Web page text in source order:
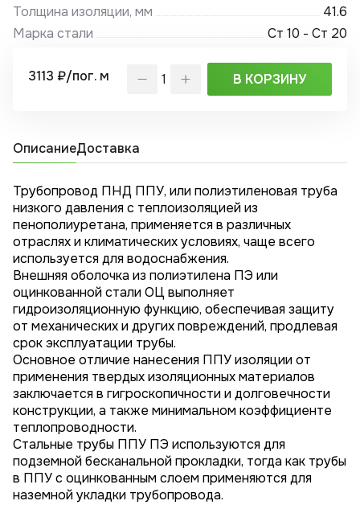
Толщина изоляции, мм
41.6
Марка стали
Ст 10 - Ст 20
3113 ₽/пог. м В КОРЗИНУ
ОписаниеДоставка
Трубопровод ПНД ППУ, или полиэтиленовая труба
низкого давления с теплоизоляцией из
пенополиуретана, применяется в различных
отраслях и климатических условиях, чаще всего
используется для водоснабжения.
Внешняя оболочка из полиэтилена ПЭ или
оцинкованной стали ОЦ выполняет
гидроизоляционную функцию, обеспечивая защиту
от механических и других повреждений, продлевая
срок эксплуатации трубы.
Основное отличие нанесения ППУ изоляции от
применения твердых изоляционных материалов
заключается в гигроскопичности и долговечности
конструкции, а также минимальном коэффициенте
теплопроводности.
Стальные трубы ППУ ПЭ используются для
подземной бесканальной прокладки, тогда как трубы
в ППУ с оцинкованным слоем применяются для
наземной укладки трубопровода.